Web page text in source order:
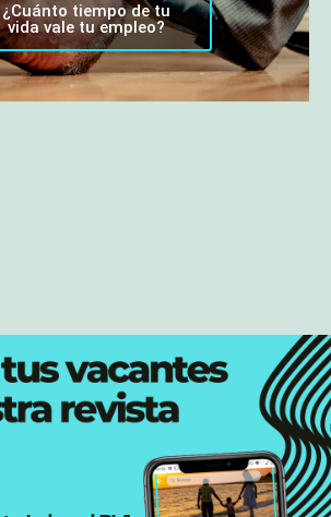
¿Cuánto tiempo de tu
vida vale tu empleo?